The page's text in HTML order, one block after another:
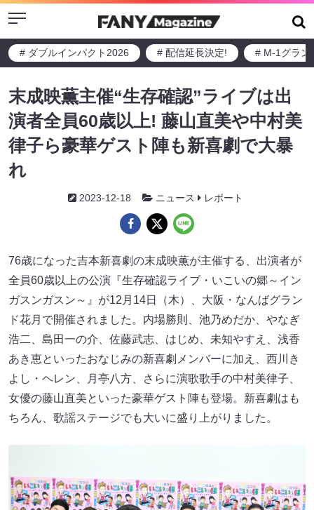
Menu
# ダブルインパクト2026 # 配信延長決定! # M-1グラン
末成映薫主催“生存確認”ライブは出
演者全員60歳以上! 藤山直美や中村美
律子ら豪華ゲスト陣も新喜劇で大暴
れ
2023-12-18 ニュース レポート
76歳になった吉本新喜劇の末成映薫が主催する、出演者が
全員60歳以上の公演『生存確認ライブ・いこいの郷～イン
ガスンガスン～』が12月14日（木）、大阪・なんばグラン
ド花月で開催されました。内場勝則、池乃めだか、やなぎ
浩二、島田一の介、佐藤武志、はじめ、未知やすえ、浅香
あき恵といったおなじみの新喜劇メンバーに加え、西川き
よし・ヘレン、月亭八方、さらに演歌歌手の中村美律子、
女優の藤山直美といった豪華ゲスト陣も登場。新喜劇はも
ちろん、歌謡ステージでも大いに盛り上がりました。